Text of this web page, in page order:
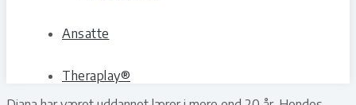
Ansatte
Theraplay®